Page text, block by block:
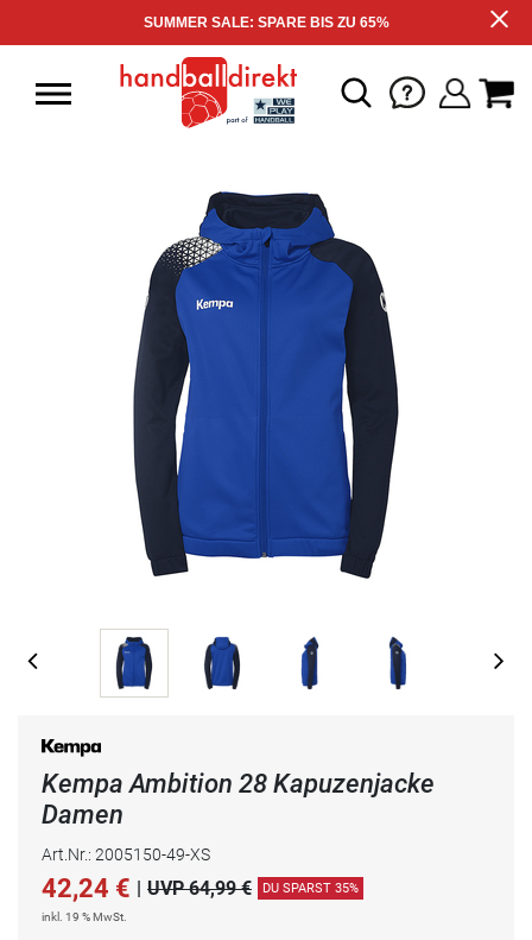
SUMMER SALE: SPARE BIS ZU 65%
Kempa Ambition 28 Kapuzenjacke
Damen
Art.Nr.: 2005150-49-XS
42,24 € | UVP 64,99 € DU SPARST 35%
inkl. 19 % MwSt.